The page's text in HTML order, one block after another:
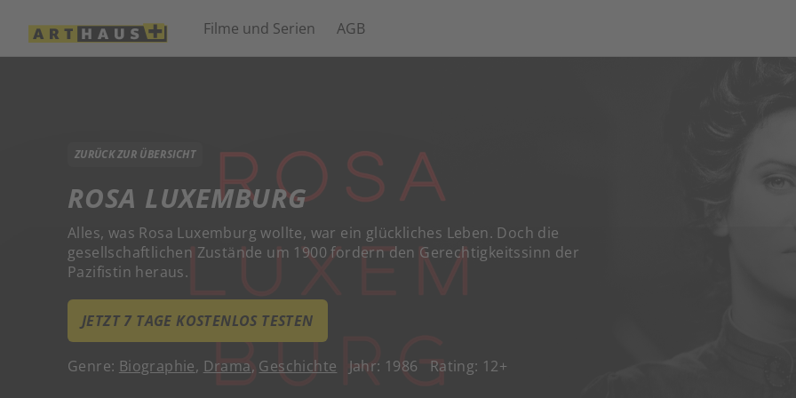
Filme und Serien AGB
ZURÜCK ZUR ÜBERSICHT
ROSA LUXEMBURG
Alles, was Rosa Luxemburg wollte, war ein glückliches Leben. Doch die
gesellschaftlichen Zustände um 1900 fordern den Gerechtigkeitssinn der
Pazifistin heraus.
JETZT 7 TAGE KOSTENLOS TESTEN
Genre: Biographie, Drama, Geschichte Jahr: 1986 Rating: 12+